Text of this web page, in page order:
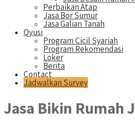
Perbaikan Atap
Jasa Bor Sumur
Jasa Galian Tanah
Qyusi
Program Cicil Syariah
Program Rekomendasi
Loker
Berita
Contact
Jadwalkan Survey
Jasa Bikin Rumah